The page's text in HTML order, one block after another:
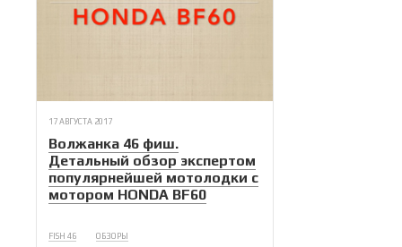
17 АВГУСТА 2017
Волжанка 46 фиш.
Детальный обзор экспертом
популярнейшей мотолодки с
мотором HONDA BF60
FISH 46 ОБЗОРЫ